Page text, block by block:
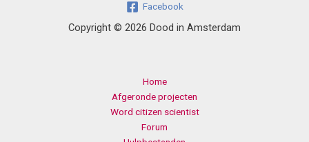
Facebook
Copyright © 2026 Dood in Amsterdam
Home
Afgeronde projecten
Word citizen scientist
Forum